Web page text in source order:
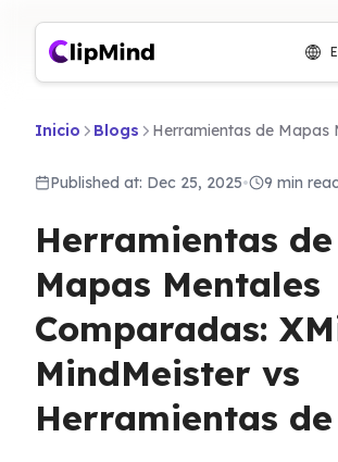
Inicio Blogs
Published at: Dec 25, 2025• 9 min
Herramientas de
Mapas Mentales
Comparadas:
MindMeister vs
Herramientas